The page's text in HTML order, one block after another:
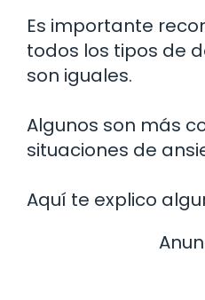
Es importante
todos los tipos de
son iguales.
Algunos son más
situaciones de
Aquí te explico